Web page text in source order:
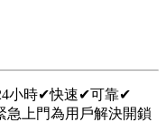
小時✔快速✔可靠✔
急上門為用戶解決開鎖